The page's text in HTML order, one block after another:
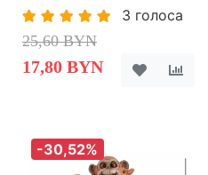
3 голоса
25,60 BYN
17,80 BYN
-30,52%